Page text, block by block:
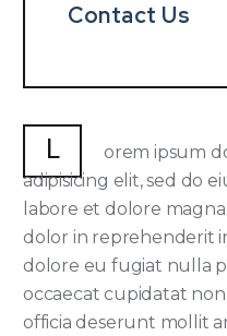
Contact Us
L
orem ipsum
adipisicing elit, sed do
labore et dolore
dolor in reprehenderit
dolore eu fugiat nulla
occaecat cupidatat
officia deserunt mollit